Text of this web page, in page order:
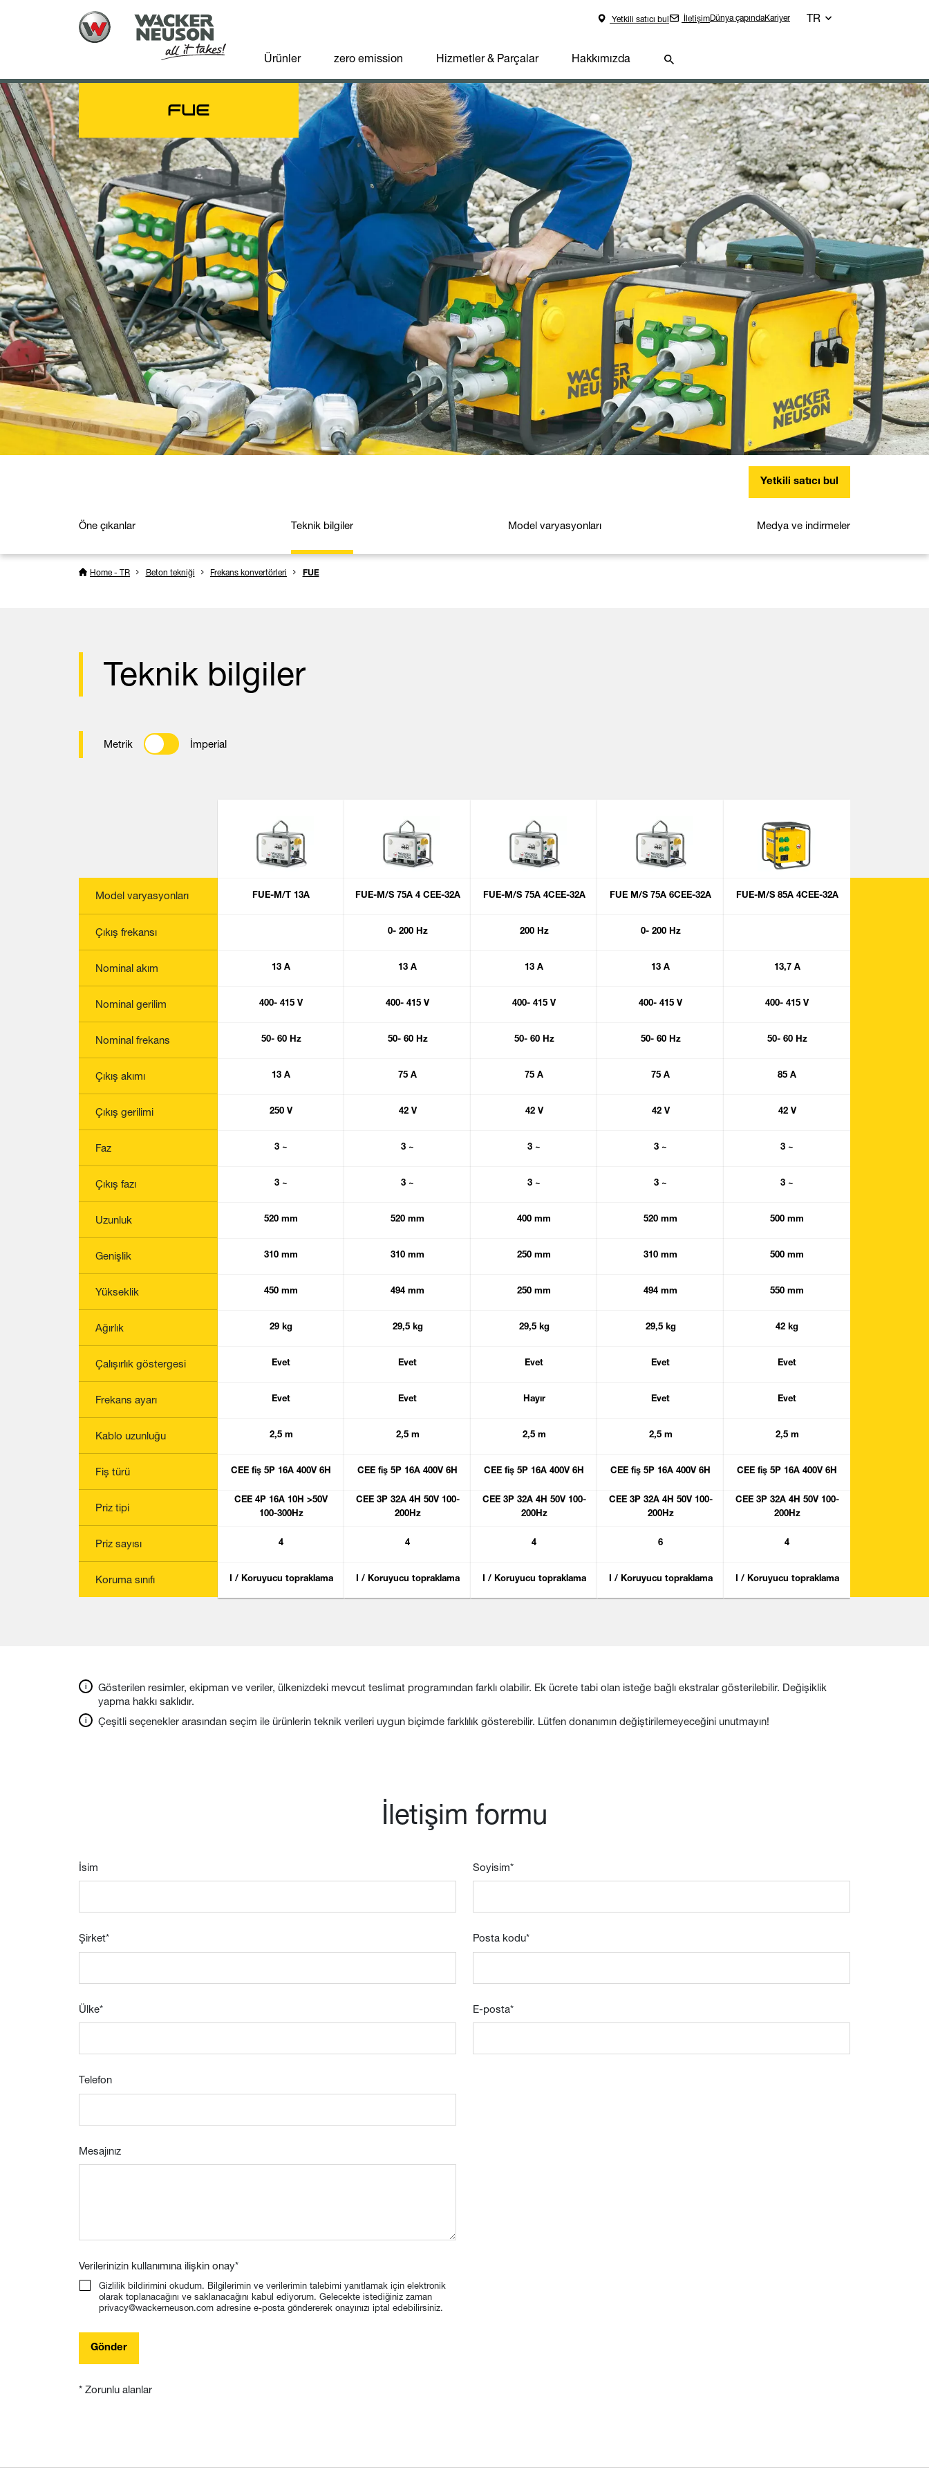
Yetkili satıcı bul İletişimDünya çapındaKariyer TR
Ürünler zero emission Hizmetler & Parçalar Hakkımızda
FUE
Yetkili satıcı bul
Öne çıkanlar Teknik bilgiler Model varyasyonları Medya ve indirmeler
Home - TR Beton tekniği Frekans konvertörleri FUE
Teknik bilgiler
Metrik İmperial
Model varyasyonları
Çıkış frekansı
Nominal akım
Nominal gerilim
Nominal frekans
Çıkış akımı
Çıkış gerilimi
Faz
Çıkış fazı
Uzunluk
Genişlik
Yükseklik
Ağırlık
Çalışırlık göstergesi
Frekans ayarı
Kablo uzunluğu
Fiş türü
Priz tipi
Priz sayısı
Koruma sınıfı
FUE-M/T 13A
13 A
400- 415 V
50- 60 Hz
13 A
250 V
3 ~
3 ~
520 mm
310 mm
450 mm
29 kg
Evet
Evet
2,5 m
CEE fiş 5P 16A 400V 6H
CEE 4P 16A 10H >50V
100-300Hz
4
I / Koruyucu topraklama
FUE-M/S 75A 4 CEE-32A
0- 200 Hz
13 A
400- 415 V
50- 60 Hz
75 A
42 V
3 ~
3 ~
520 mm
310 mm
494 mm
29,5 kg
Evet
Evet
2,5 m
CEE fiş 5P 16A 400V 6H
CEE 3P 32A 4H 50V 100-
200Hz
4
I / Koruyucu topraklama
FUE-M/S 75A 4CEE-32A
200 Hz
13 A
400- 415 V
50- 60 Hz
75 A
42 V
3 ~
3 ~
400 mm
250 mm
250 mm
29,5 kg
Evet
Hayır
2,5 m
CEE fiş 5P 16A 400V 6H
CEE 3P 32A 4H 50V 100-
200Hz
4
I / Koruyucu topraklama
FUE M/S 75A 6CEE-32A
0- 200 Hz
13 A
400- 415 V
50- 60 Hz
75 A
42 V
3 ~
3 ~
520 mm
310 mm
494 mm
29,5 kg
Evet
Evet
2,5 m
CEE fiş 5P 16A 400V 6H
CEE 3P 32A 4H 50V 100-
200Hz
6
I / Koruyucu topraklama
FUE-M/S 85A 4CEE-32A
13,7 A
400- 415 V
50- 60 Hz
85 A
42 V
3 ~
3 ~
500 mm
500 mm
550 mm
42 kg
Evet
Evet
2,5 m
CEE fiş 5P 16A 400V 6H
CEE 3P 32A 4H 50V 100-
200Hz
4
I / Koruyucu topraklama
Gösterilen resimler, ekipman ve veriler, ülkenizdeki mevcut teslimat programından farklı olabilir. Ek ücrete tabi olan isteğe bağlı ekstralar gösterilebilir. Değişiklik
yapma hakkı saklıdır.
Çeşitli seçenekler arasından seçim ile ürünlerin teknik verileri uygun biçimde farklılık gösterebilir. Lütfen donanımın değiştirilemeyeceğini unutmayın!
İletişim formu
İsim Soyisim*
Şirket* Posta kodu*
Ülke* E-posta*
Telefon
Mesajınız
Verilerinizin kullanımına ilişkin onay*
Gizlilik bildirimini okudum. Bilgilerimin ve verilerimin talebimi yanıtlamak için elektronik
olarak toplanacağını ve saklanacağını kabul ediyorum. Gelecekte istediğiniz zaman
privacy@wackerneuson.com adresine e-posta göndererek onayınızı iptal edebilirsiniz.
Gönder
* Zorunlu alanlar